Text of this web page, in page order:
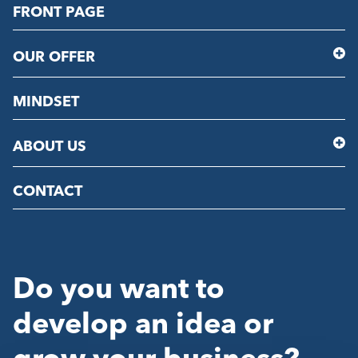
FRONT PAGE
OUR OFFER
MINDSET
ABOUT US
CONTACT
Do you want to
develop an idea or